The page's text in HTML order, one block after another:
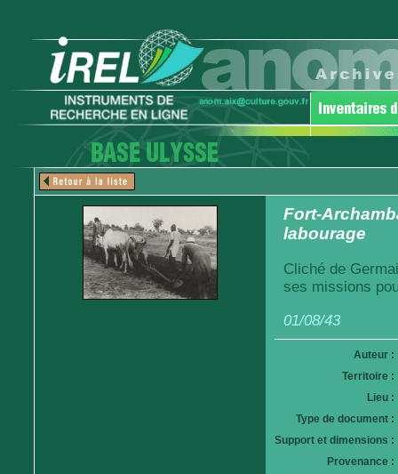
Fort-
labourage
Cliché de
ses missions
01/08/43
Auteur :
Territoire :
Lieu :
Type de document :
Support et dimensions :
Provenance :